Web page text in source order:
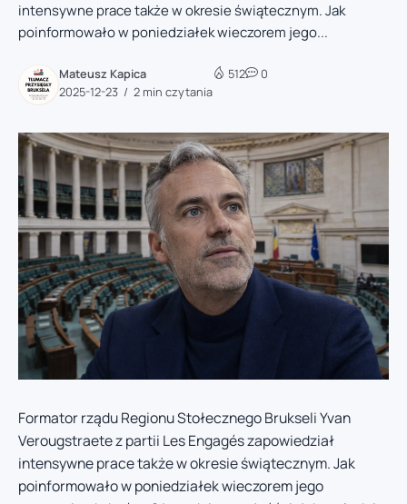
intensywne prace także w okresie świątecznym. Jak
poinformowało w poniedziałek wieczorem jego...
Mateusz Kapica
2025-12-23
2 min czytania
512 0
Formator rządu Regionu Stołecznego Brukseli Yvan
Verougstraete z partii Les Engagés zapowiedział
intensywne prace także w okresie świątecznym. Jak
poinformowało w poniedziałek wieczorem jego